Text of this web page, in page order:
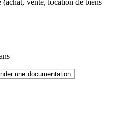
une documentation